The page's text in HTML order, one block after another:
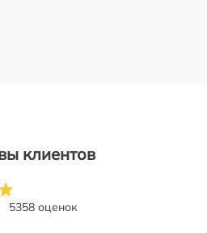
клиентов
5358 оценок